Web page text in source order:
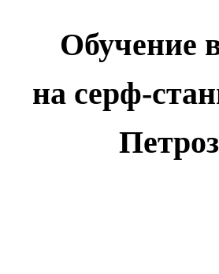
Обучение
на серф-